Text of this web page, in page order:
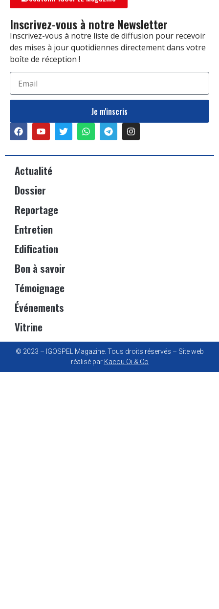
Inscrivez-vous à notre Newsletter
Inscrivez-vous à notre liste de diffusion pour recevoir
des mises à jour quotidiennes directement dans votre
boîte de réception !
Je m'inscris
Actualité
Dossier
Reportage
Entretien
Edification
Bon à savoir
Témoignage
Événements
Vitrine
© 2023 – IGOSPEL Magazine. Tous droits réservés – Site web
réalisé par Kacou Oi & Co